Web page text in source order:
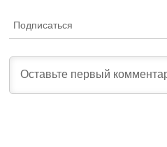
Подписаться